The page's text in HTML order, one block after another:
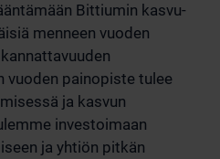
Bittiumin kasvu-
menneen vuoden
vuoden painopiste tulee
ja kasvun
investoimaan
ja yhtiön pitkän